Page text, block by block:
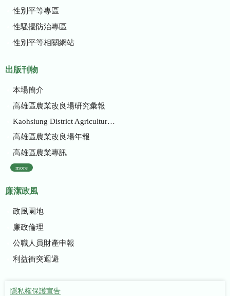
性別平等專區
性騷擾防治專區
性別平等相關網站
出版刊物
本場簡介
高雄區農業改良場研究彙報
Kaohsiung District Agricultural Research and Extension Station
高雄區農業改良場年報
高雄區農業專訊
more
廉潔政風
政風園地
廉政倫理
公職人員財產申報
利益衝突迴避
隱私權保護宣告